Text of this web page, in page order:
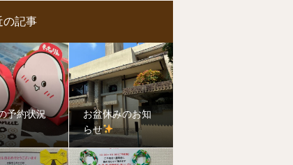
の記事
予約状況
お盆休みのお知
らせ